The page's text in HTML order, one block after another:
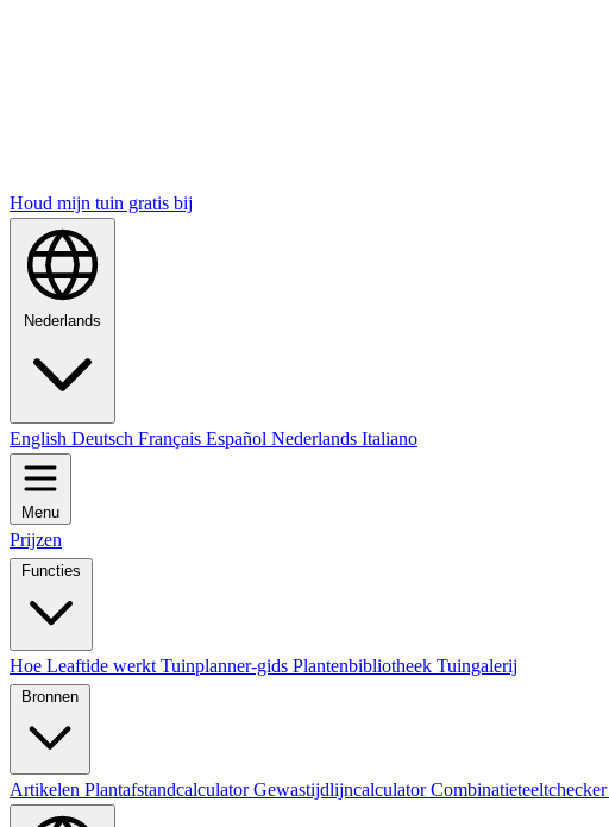
Houd mijn tuin gratis bij
Nederlands
English Deutsch Français Español Nederlands Italiano
Menu
Prijzen
Functies
Hoe Leaftide werkt Tuinplanner-gids Plantenbibliotheek Tuingalerij
Bronnen
Artikelen PlantafstandcalculatorGewastijdlijncalculatorCombinatieteeltchecker